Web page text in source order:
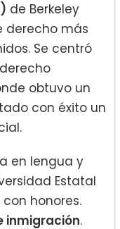
de Berkeley
derecho más
Se centró
obtuvo un
con éxito un
en lengua y
Estatal
honores.
inmigración.